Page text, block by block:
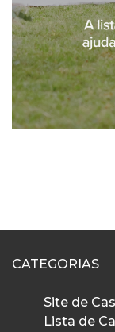
CATEGORIAS
Site de
Lista de